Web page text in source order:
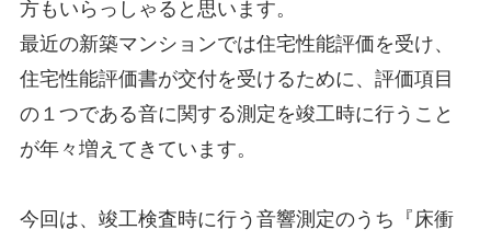
方もいらっしゃると思います。
最近の新築マンションでは住宅性能評価を受け、
住宅性能評価書が交付を受けるために、評価項目
の１つである音に関する測定を竣工時に行うこと
が年々増えてきています。
今回は、竣工検査時に行う音響測定のうち『床衝